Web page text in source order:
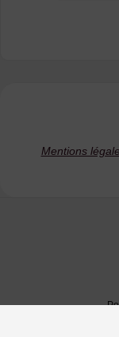
Mentions